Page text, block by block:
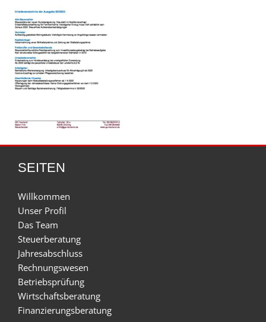
SEITEN
Willkommen
Unser Profil
Das Team
Steuerberatung
Jahresabschluss
Rechnungswesen
Betriebsprüfung
Wirtschaftsberatung
Finanzierungsberatung